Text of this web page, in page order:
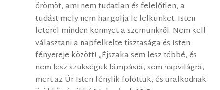
örömöt, ami nem tudatlan és felelőtlen, a
tudást mely nem hangolja le lelkünket. Isten
letöröl minden könnyet a szemünkről. Nem kell
választani a napfelkelte tisztasága és Isten
fényereje között! „Éjszaka sem lesz többé, és
nem lesz szükségük lámpásra, sem napvilágra,
mert az Úr Isten fénylik fölöttük, és uralkodnak